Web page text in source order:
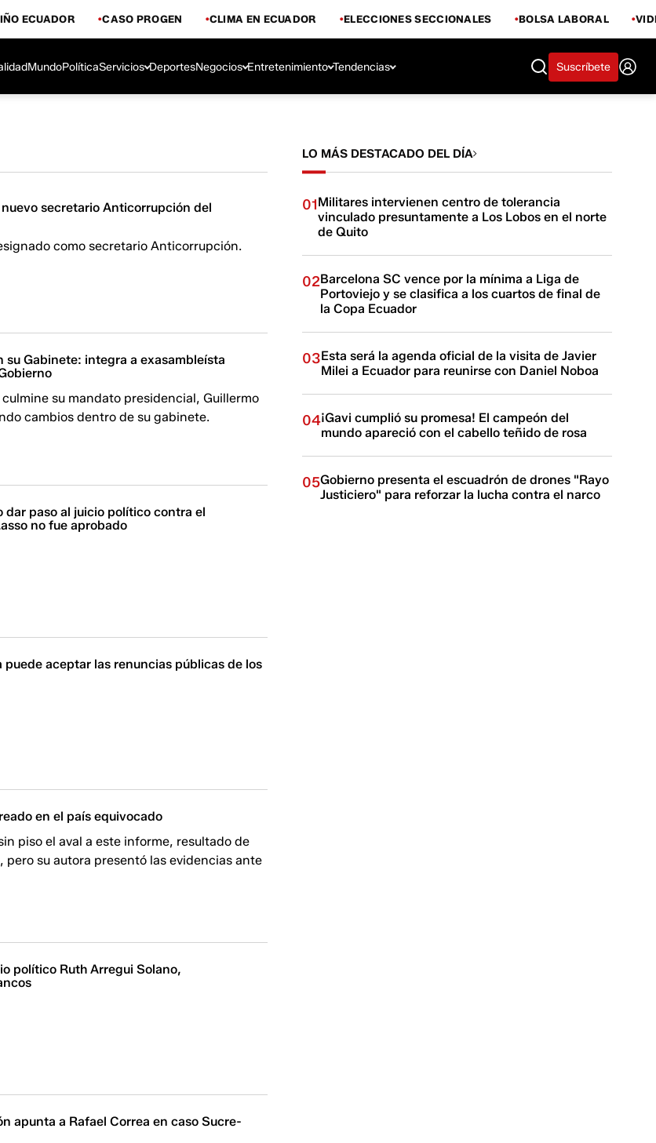
ECUADOR CASO PROGEN CLIMA EN ECUADOR ELECCIONES SECCIONALES BOLSA LABORAL
MundoPolíticaServicios DeportesNegocios Entretenimiento Tendencias Suscríbete
nuevo secretario Anticorrupción del
como secretario Anticorrupción.
su Gabinete: integra a exasambleísta
su mandato presidencial, Guillermo
cambios dentro de su gabinete.
dar paso al juicio político contra el
no fue aprobado
puede aceptar las renuncias públicas de los
en el país equivocado
piso el aval a este informe, resultado de
pero su autora presentó las evidencias ante
político Ruth Arregui Solano,
apunta a Rafael Correa en caso Sucre-
LO MÁS DESTACADO DEL DÍA
01Militares intervienen centro de tolerancia
vinculado presuntamente a Los Lobos en el norte
de Quito
02Barcelona SC vence por la mínima a Liga de
Portoviejo y se clasifica a los cuartos de final de
la Copa Ecuador
03Esta será la agenda oficial de la visita de Javier
Milei a Ecuador para reunirse con Daniel Noboa
04¡Gavi cumplió su promesa! El campeón del
mundo apareció con el cabello teñido de rosa
05Gobierno presenta el escuadrón de drones "Rayo
Justiciero" para reforzar la lucha contra el narco